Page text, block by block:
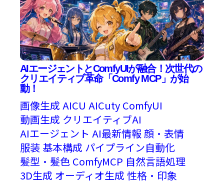
AIエージェントとComfyUIが融合！次世代の
クリエイティブ革命「Comfy MCP」が始
動！
画像生成 AICU AICuty ComfyUI
動画生成 クリエイティブAI
AIエージェント AI最新情報 顔・表情
服装 基本構成 パイプライン自動化
髪型・髪色 ComfyMCP 自然言語処理
3D生成 オーディオ生成 性格・印象